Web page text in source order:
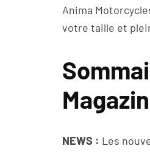
Anima
votre taille et
NEWS : Les